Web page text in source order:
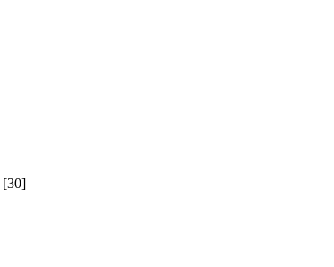
[30]